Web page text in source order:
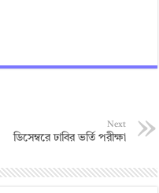
Next
ডিসেম্বরে ঢাবির ভর্তি পরীক্ষা